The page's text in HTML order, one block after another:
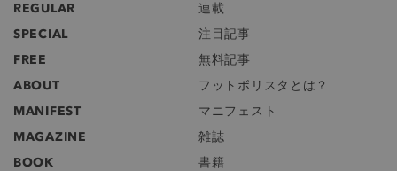
REGULAR
連載
SPECIAL
注目記事
FREE
無料記事
ABOUT
フットボリスタとは？
MANIFEST
マニフェスト
MAGAZINE
雑誌
BOOK
書籍